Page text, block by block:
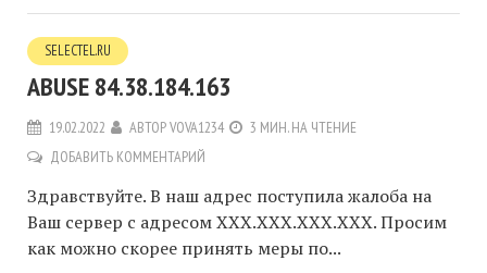
SELECTEL.RU
ABUSE 84.38.184.163
19.02.2022 АВТОРVOVA1234
3 МИН. НА ЧТЕНИЕ
ДОБАВИТЬ КОММЕНТАРИЙ
Здравствуйте. В наш адрес поступила жалоба на
Ваш сервер с адресом XXX.XXX.XXX.XXX. Просим
как можно скорее принять меры по...